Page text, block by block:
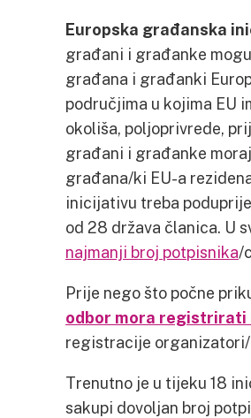
Europska građanska
građani i građanke
građana i građanki
područjima u kojima EU
okoliša, poljoprivrede,
građani i građanke
građana/ki EU-a
inicijativu treba
od 28 država članica. U
najmanji broj potpisnika/
Prije nego što počne
odbor mora
registracije organizatori/
Trenutno je u tijeku 18
sakupi dovoljan broj